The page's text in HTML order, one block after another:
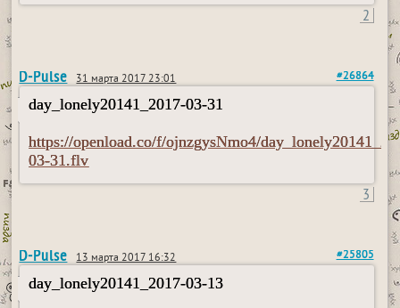
2
D-Pulse 31 марта 2017 23:01 #26864
day_lonely20141_2017-03-31
https://openload.co/f/ojnzgysNmo4/
03-31.flv
3
D-Pulse 13 марта 2017 16:32 #25805
day_lonely20141_2017-03-13